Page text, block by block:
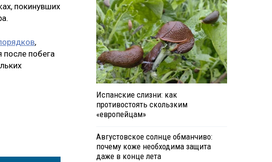
покинувших
,
после побега
Испанские слизни: как
противостоять скользким
«европейцам»
Августовское солнце обманчиво:
почему коже необходима защита
даже в конце лета